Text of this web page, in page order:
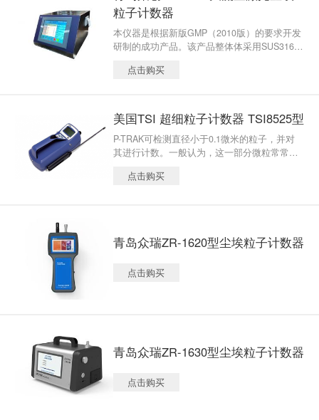
描探头，成为现场过滤测试的最佳选择。 9500
型激光粒子计数器严格遵从ISO21501-4标准。
通过NIST可追溯的PSL微球、公认的粒子检验
标准、TSI世界一流的筛分器和凝聚核粒子计数
器来进行精确校准。基于其两年的质保和TSI公
司产品高品质的长期良好信誉，目前市场上还
产品特点 粒径范围为0.5至25µm 最多可同时测
O 21501-4要求 是洁净室过滤测试的最佳选择 1
0000个数据存储量，999个位置，250个区域 以
太网，USB输出 工业声光报警 14.5cm厘米高清
触摸屏，简易图形操作界面，简体中文 可生成I
可单独使用，又可与FMS在线监控系统集成 符
合21CFRPart11电子记录电子签名 三、产品参
7，1.0，3.0，5.0，10.0μm（可提供额外的通
钟（ISO21501-4和JISB9921） 流速 3.53CFM
（100L/min）±5%（满足ISO21501-4和JISB992
采样管延长 长达26.2英尺（8m） 采样模式 人
粒子计数器
本仪器是根据新版GMP（2010版）的要求开发
研制的成功产品。该产品整体体采用SUS316L
激光器及半导体光敏二极管接收器，确保光源
比。采用8”彩色触摸屏显示和控制，显示数据
清晰，操作方便。使用进口电子流量传感器，
保证了采样流量的准确性。该仪器可根据客户
选择的标准，自动判断出各种净化等级。该产
品、生物制品、航空航天及各种检测机构用作
点击购买
美国TSI 超细粒子计数器 TSI8525型
P-TRAK可检测直径小于0.1微米的粒子，并对
其进行计数。一般认为，这一部分微粒常常伴
测对污染源进行标识。无论是明显的污染源(如
多问题。 产品应用:检查办公设备、无尘室密闭
柜、车辆废气排放迁移、燃烧泄漏、控制烟区
点击购买
青岛众瑞ZR-1620型尘埃粒子计数器
点击购买
青岛众瑞ZR-1630型尘埃粒子计数器
点击购买